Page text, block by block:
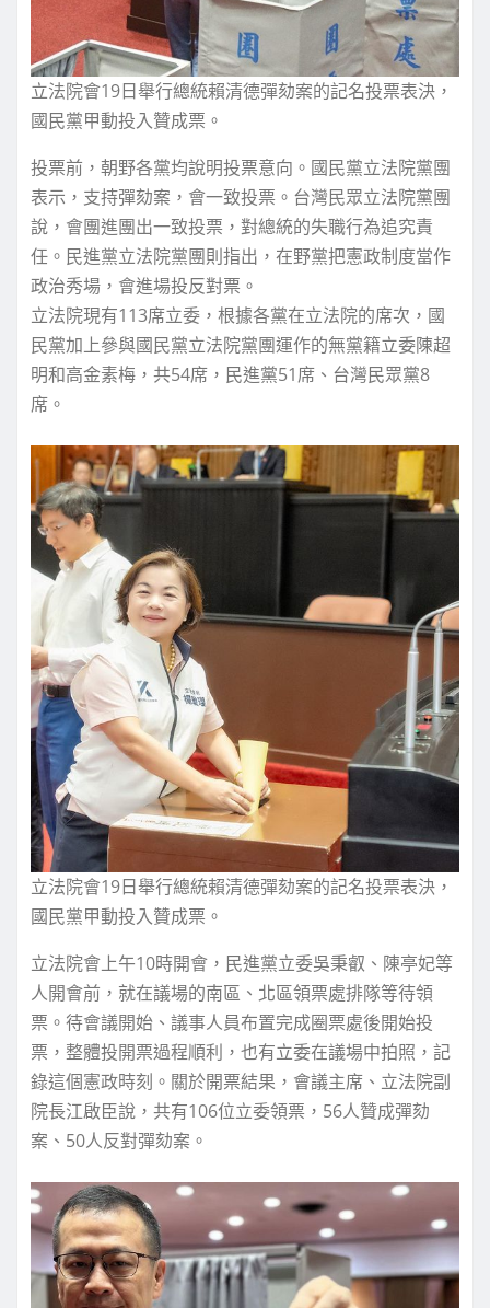
立法院會19日舉行總統賴清德彈劾案的記名投票表決，
國民黨甲動投入贊成票。
投票前，朝野各黨均說明投票意向。國民黨立法院黨團
表示，支持彈劾案，會一致投票。台灣民眾立法院黨團
說，會團進團出一致投票，對總統的失職行為追究責
任。民進黨立法院黨團則指出，在野黨把憲政制度當作
政治秀場，會進場投反對票。
立法院現有113席立委，根據各黨在立法院的席次，國
民黨加上參與國民黨立法院黨團運作的無黨籍立委陳超
明和高金素梅，共54席，民進黨51席、台灣民眾黨8
席。
立法院會19日舉行總統賴清德彈劾案的記名投票表決，
國民黨甲動投入贊成票。
立法院會上午10時開會，民進黨立委吳秉叡、陳亭妃等
人開會前，就在議場的南區、北區領票處排隊等待領
票。待會議開始、議事人員布置完成圈票處後開始投
票，整體投開票過程順利，也有立委在議場中拍照，記
錄這個憲政時刻。關於開票結果，會議主席、立法院副
院長江啟臣說，共有106位立委領票，56人贊成彈劾
案、50人反對彈劾案。